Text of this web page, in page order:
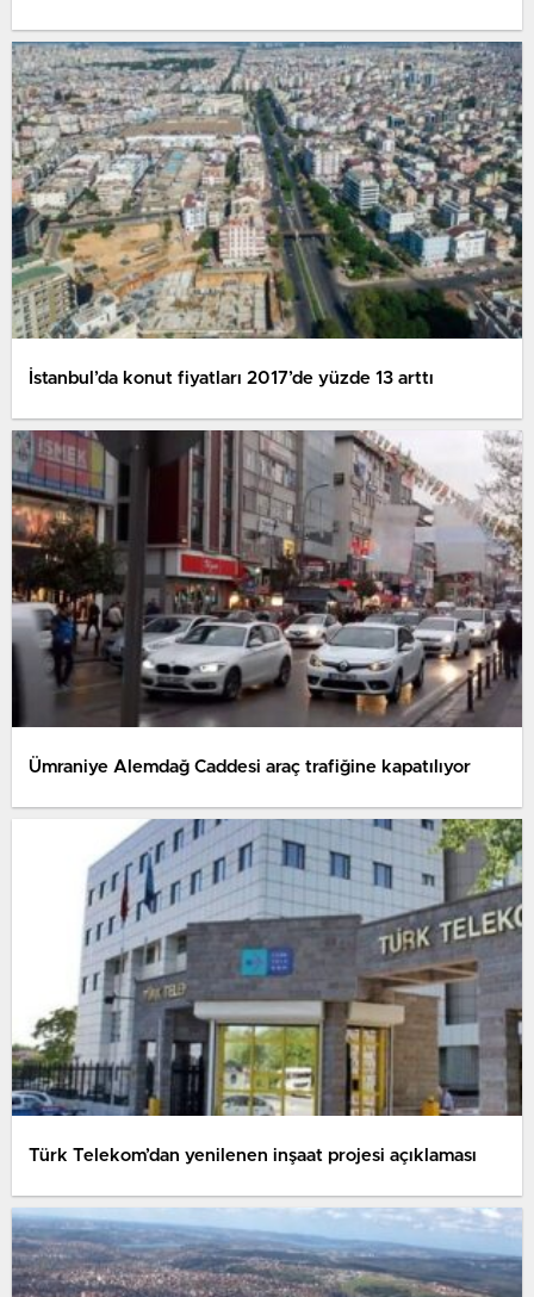
İstanbul’da konut fiyatları 2017’de yüzde 13 arttı
Ümraniye Alemdağ Caddesi araç trafiğine kapatılıyor
Türk Telekom’dan yenilenen inşaat projesi açıklaması